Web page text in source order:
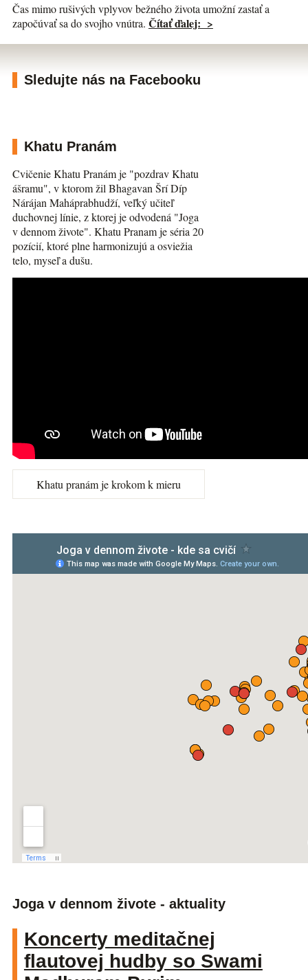
Čas mimo rušivých vplyvov bežného života umožní zastať a
započúvať sa do svojho vnútra. Čítať ďalej: >
Sledujte nás na Facebooku
Khatu Pranám
Cvičenie Khatu Pranám je "pozdrav Khatu
ášramu", v ktorom žil Bhagavan Šrí Díp
Nárájan Maháprabhudží, veľký učiteľ
duchovnej línie, z ktorej je odvodená "Joga
v dennom živote". Khatu Pranam je séria 20
pozícií, ktoré plne harmonizujú a osviežia
telo, myseľ a dušu.
Khatu pranám je krokom k mieru
Joga v dennom živote - aktuality
Koncerty meditačnej
flautovej hudby so Swami